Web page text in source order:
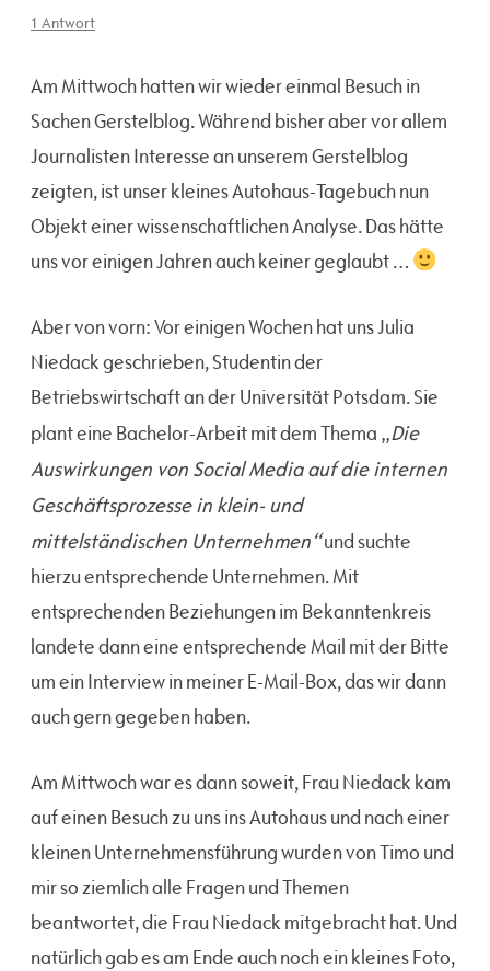
1 Antwort
Am Mittwoch hatten wir wieder einmal Besuch in
Sachen Gerstelblog. Während bisher aber vor allem
Journalisten Interesse an unserem Gerstelblog
zeigten, ist unser kleines Autohaus-Tagebuch nun
Objekt einer wissenschaftlichen Analyse. Das hätte
uns vor einigen Jahren auch keiner geglaubt …
Aber von vorn: Vor einigen Wochen hat uns Julia
Niedack geschrieben, Studentin der
Betriebswirtschaft an der Universität Potsdam. Sie
plant eine Bachelor-Arbeit mit dem Thema „Die
Auswirkungen von Social Media auf die internen
Geschäftsprozesse in klein- und
mittelständischen Unternehmen“und suchte
hierzu entsprechende Unternehmen. Mit
entsprechenden Beziehungen im Bekanntenkreis
landete dann eine entsprechende Mail mit der Bitte
um ein Interview in meiner E-Mail-Box, das wir dann
auch gern gegeben haben.
Am Mittwoch war es dann soweit, Frau Niedack kam
auf einen Besuch zu uns ins Autohaus und nach einer
kleinen Unternehmensführung wurden von Timo und
mir so ziemlich alle Fragen und Themen
beantwortet, die Frau Niedack mitgebracht hat. Und
natürlich gab es am Ende auch noch ein kleines Foto,